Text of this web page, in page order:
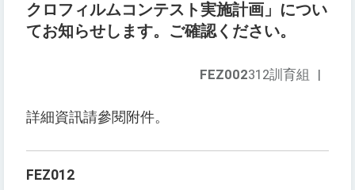
クロフィルムコンテスト実施計画」につい
てお知らせします。ご確認ください。
FEZ002312訓育組 |
詳細資訊請參閱附件。
FEZ012